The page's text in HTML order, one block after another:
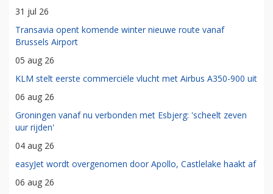
31 jul 26
Transavia opent komende winter nieuwe route vanaf
Brussels Airport
05 aug 26
KLM stelt eerste commerciële vlucht met Airbus A350-900 uit
06 aug 26
Groningen vanaf nu verbonden met Esbjerg: 'scheelt zeven
uur rijden'
04 aug 26
easyJet wordt overgenomen door Apollo, Castlelake haakt af
06 aug 26